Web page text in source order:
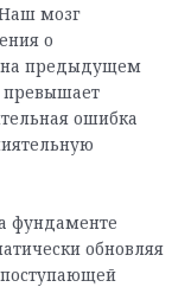
мозг
о
на предыдущем
превышает
ошибка
фундаменте
обновляя
поступающей